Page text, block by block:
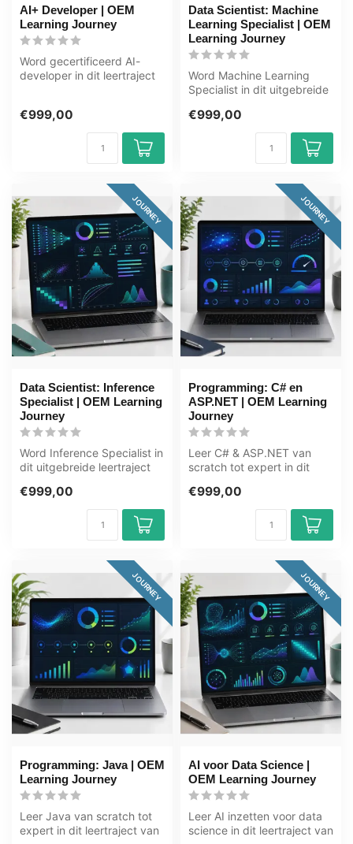
AI+ Developer | OEM
Learning Journey
Word gecertificeerd AI-
developer in dit leertraject
€999,00
Data Scientist: Machine
Learning Specialist | OEM
Learning Journey
Word Machine Learning
Specialist in dit uitgebreide
Ma...
€999,00
JOURNEY
Data Scientist: Inference
Specialist | OEM Learning
Journey
Word Inference Specialist in
dit uitgebreide leertraject
€999,00
JOURNEY
Programming: C# en
ASP.NET | OEM Learning
Journey
Leer C# & ASP.NET van
scratch tot expert in dit
is ...
€999,00
JOURNEY
Programming: Java | OEM
Learning Journey
Leer Java van scratch tot
expert in dit leertraject van
JOURNEY
AI voor Data Science |
OEM Learning Journey
Leer AI inzetten voor data
science in dit leertraject van